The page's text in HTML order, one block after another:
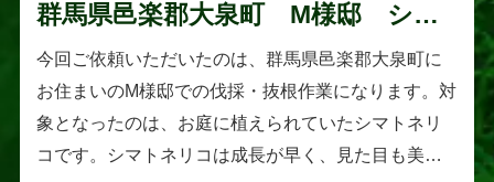
群馬県邑楽郡大泉町 M様邸 シマ
トネリコの伐採と抜根作業
今回ご依頼いただいたのは、群馬県邑楽郡大泉町に
お住まいのM様邸での伐採・抜根作業になります。対
象となったのは、お庭に植えられていたシマトネリ
コです。シマトネリコは成長が早く、見た目も美し